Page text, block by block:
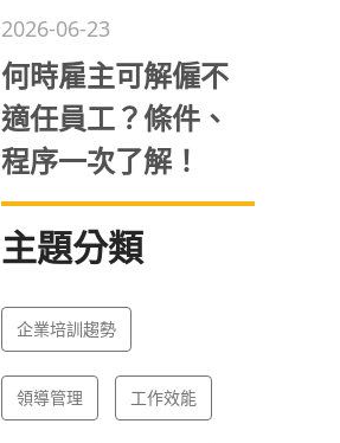
2026-06-23
何時雇主可解僱不
適任員工？條件、
程序一次了解！
主題分類
企業培訓趨勢
領導管理 工作效能